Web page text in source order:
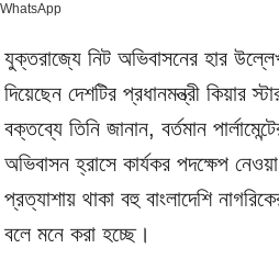
WhatsApp
যুক্তরাজ্যে নিট অভিবাসনের হার
দিয়েছেন দেশটির প্রধানমন্ত্রী কিয়ার
বক্তব্যে তিনি জানান, বর্তমান
অভিবাসন হ্রাসে কার্যকর পদক্ষেপ
প্রত্যাশায় থাকা বহু বাংলাদেশি
বলে মনে করা হচ্ছে।